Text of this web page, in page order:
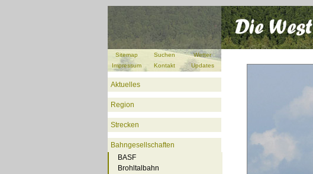
Sitemap Suchen
Wetter
Impressum
Kontakt Updates
Aktuelles
Region
Strecken
Bahngesellschaften
BASF
Brohltalbahn